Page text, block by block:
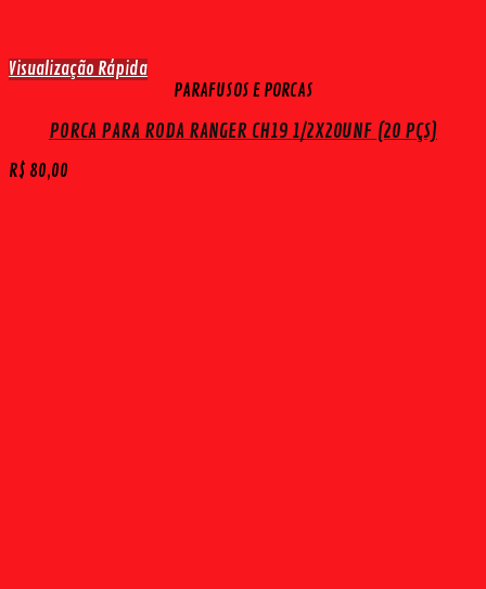
Visualização Rápida
PARAFUSOS E PORCAS
PORCA PARA RODA RANGER CH19 1/2X20UNF (20 PÇS)
R$ 80,00